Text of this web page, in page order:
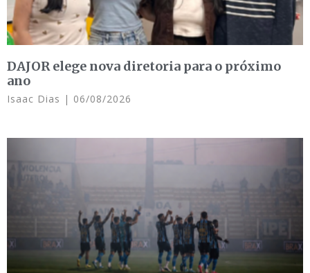
DAJOR elege nova diretoria para o próximo
ano
Isaac Dias 06/08/2026